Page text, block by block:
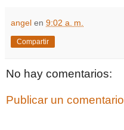
angel en 9:02 a. m.
Compartir
No hay comentarios:
Publicar un comentario